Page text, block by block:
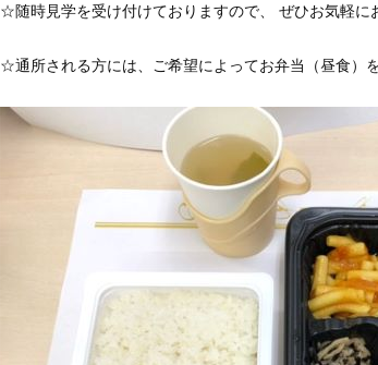
☆随時見学を受け付けておりますので、 ぜひお気軽に
☆通所される方には、ご希望によってお弁当（昼食）